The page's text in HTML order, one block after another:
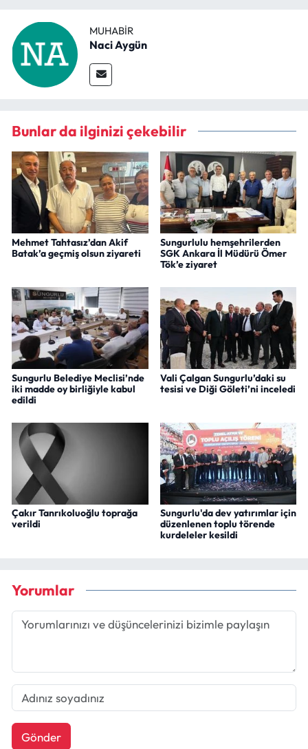
MUHABIR
Naci Aygün
Bunlar da ilginizi çekebilir
Mehmet Tahtasız’dan Akif
Batak’a geçmiş olsun ziyareti
Sungurlulu hemşehrilerden
SGK Ankara İl Müdürü Ömer
Tök’e ziyaret
Sungurlu Belediye Meclisi’nde
iki madde oy birliğiyle kabul
edildi
Vali Çalgan Sungurlu’daki su
tesisi ve Diği Göleti’ni inceledi
Çakır Tanrıkoluoğlu toprağa
verildi
Sungurlu'da dev yatırımlar için
düzenlenen toplu törende
kurdeleler kesildi
Yorumlar
Gönder